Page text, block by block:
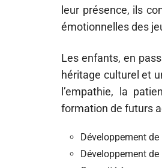
leur présence, ils
émotionnelles des
Les enfants, en
héritage culturel et
l’empathie, la
formation de futurs
Développement de
Développement